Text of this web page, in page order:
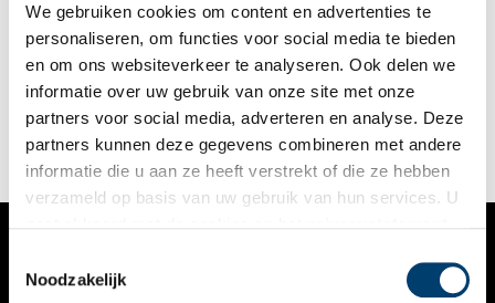
We gebruiken cookies om content en advertenties te
personaliseren, om functies voor social media te bieden
en om ons websiteverkeer te analyseren. Ook delen we
informatie over uw gebruik van onze site met onze
partners voor social media, adverteren en analyse. Deze
partners kunnen deze gegevens combineren met andere
informatie die u aan ze heeft verstrekt of die ze hebben
verzameld op basis van uw gebruik van hun services. U
Noodzakelijk
Moeder en wolondernemer Fiona Mesman is dol op haar stolp.
Dat ze er zo fijn woont, heeft ze niet alleen te danken aan haar
eigen doorzettingsvermogen, maar ook aan dat van haar
schoonouders, met wie ze het huis deelt. Samenwonen met je
schoonouders, daar moest Fiona wel even aan wennen. Maar
dit avontuur had niet beter kunnen uitpakken.
VERHALEN